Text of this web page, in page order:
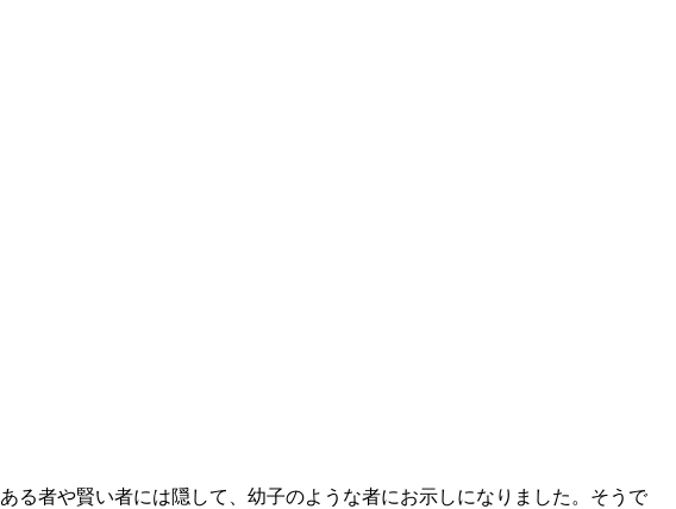
る者や賢い者には隠して、幼子のような者にお示しになりました。そうで